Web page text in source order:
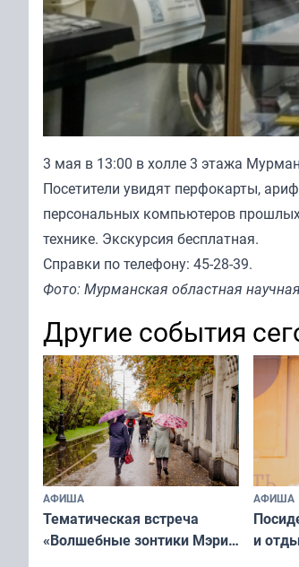
3 мая в 13:00 в холле 3 этажа
Посетители увидят перфокарты,
персональных компьютеров
технике. Экскурсия бесплатная.
Справки по телефону: 45-28-39.
Фото: Мурманская областная
Другие события
АФИША
Тематическая встреча
«Волшебные зонтики Мэри
АФИША
и